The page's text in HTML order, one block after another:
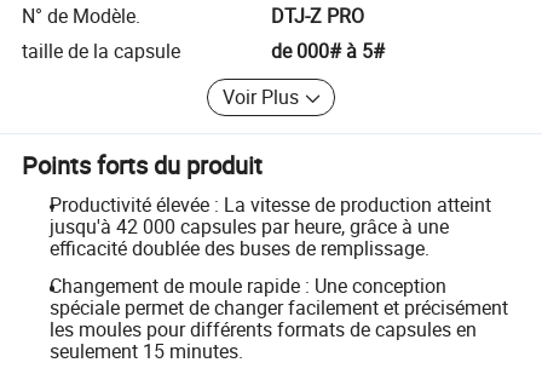
N° de Modèle.
DTJ-Z PRO
taille de la capsule
de 000# à 5#
Voir Plus
Points forts du produit
Productivité élevée : La vitesse de production atteint
jusqu'à 42 000 capsules par heure, grâce à une
efficacité doublée des buses de remplissage.
Changement de moule rapide : Une conception
spéciale permet de changer facilement et précisément
les moules pour différents formats de capsules en
seulement 15 minutes.